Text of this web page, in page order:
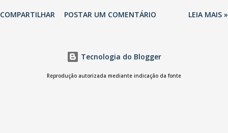
Desde 2022, o NM2B consolidou-se como um dos principais
Banco do Nordeste, LinkedIn, VISA, Grupo 3corações, TikTok e M.
Dias Branco. A nova edição chega em um momento em que
COMPARTILHAR POSTAR UM COMENTÁRIO LEIA MAIS »
Tecnologia do Blogger
Reprodução autorizada mediante indicação da fonte